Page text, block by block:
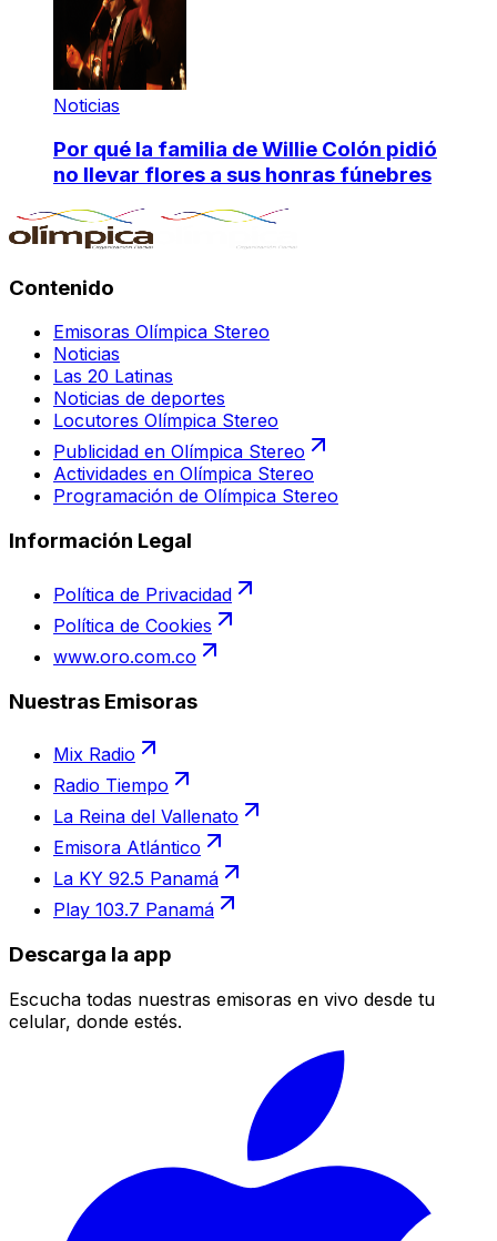
Noticias
Por qué la familia de Willie Colón pidió
no llevar flores a sus honras fúnebres
Contenido
Emisoras Olímpica Stereo
Noticias
Las 20 Latinas
Noticias de deportes
Locutores Olímpica Stereo
Publicidad en Olímpica Stereo
Actividades en Olímpica Stereo
Programación de Olímpica Stereo
Información Legal
Política de Privacidad
Política de Cookies
www.oro.com.co
Nuestras Emisoras
Mix Radio
Radio Tiempo
La Reina del Vallenato
Emisora Atlántico
La KY 92.5 Panamá
Play 103.7 Panamá
Descarga la app
Escucha todas nuestras emisoras en vivo desde tu
celular, donde estés.